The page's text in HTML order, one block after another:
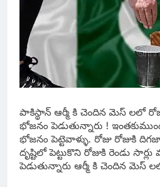
పాకిస్థాన్ ఆర్మీ కి చెందిన మెస్ లలో
భోజనం పెడుతున్నారు !
భోజనం పెట్టెవాళ్ళు. రోజు రోజుకి
దృష్టిలో పెట్టుకొని రోజుకి రెండు
పెడుతున్నారు ఆర్మీ కి చెందిన మెస్